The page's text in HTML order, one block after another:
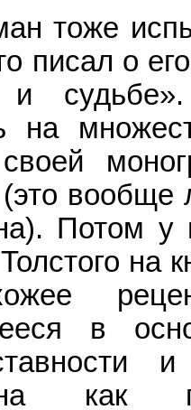
тоже
писал о
судьбе».
на
вообще
Потом у
на
в
как